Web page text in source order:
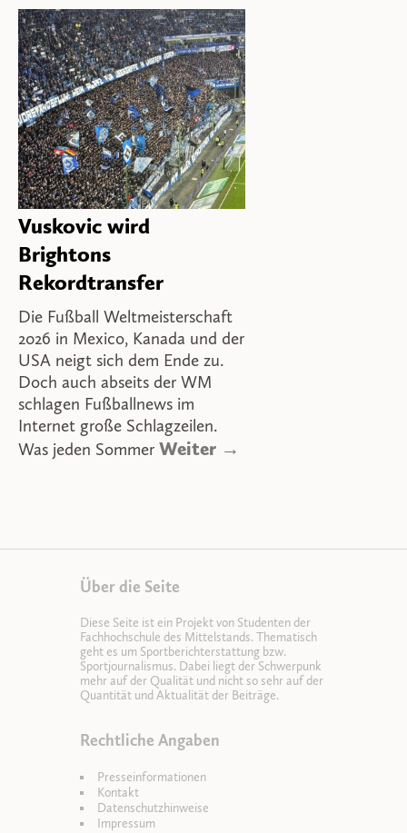
Vuskovic wird
Brightons
Rekordtransfer
Die Fußball Weltmeisterschaft
2026 in Mexico, Kanada und der
USA neigt sich dem Ende zu.
Doch auch abseits der WM
schlagen Fußballnews im
Internet große Schlagzeilen.
Was jeden Sommer Weiter →
Über die Seite
Diese Seite ist ein Projekt von Studenten der
Fachhochschule des Mittelstands. Thematisch
geht es um Sportberichterstattung bzw.
Sportjournalismus. Dabei liegt der Schwerpunk
mehr auf der Qualität und nicht so sehr auf der
Quantität und Aktualität der Beiträge.
Rechtliche Angaben
Presseinformationen
Kontakt
Datenschutzhinweise
Impressum